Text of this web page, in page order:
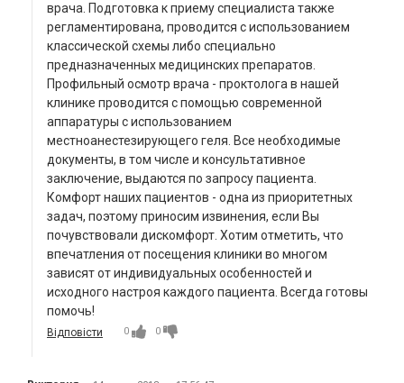
врача. Подготовка к приему специалиста также
регламентирована, проводится с использованием
классической схемы либо специально
предназначенных медицинских препаратов.
Профильный осмотр врача - проктолога в нашей
клинике проводится с помощью современной
аппаратуры с использованием
местноанестезирующего геля. Все необходимые
документы, в том числе и консультативное
заключение, выдаются по запросу пациента.
Комфорт наших пациентов - одна из приоритетных
задач, поэтому приносим извинения, если Вы
почувствовали дискомфорт. Хотим отметить, что
впечатления от посещения клиники во многом
зависят от индивидуальных особенностей и
исходного настроя каждого пациента. Всегда готовы
помочь!
Відповісти 0 0